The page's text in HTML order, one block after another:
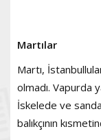
Martılar
Martı,
olmadı. Vapurda
İskelede ve
balıkçının